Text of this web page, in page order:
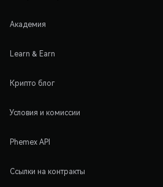
Академия
Learn & Earn
Крипто блог
Условия и комиссии
Phemex API
Ссылки на контракты